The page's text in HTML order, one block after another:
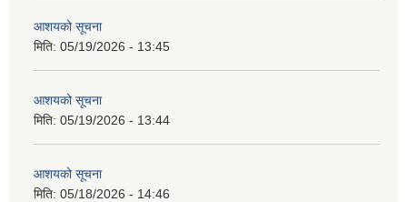
आशयको सूचना
मिति: 05/19/2026 - 13:45
आशयको सूचना
मिति: 05/19/2026 - 13:44
आशयको सूचना
मिति: 05/18/2026 - 14:46